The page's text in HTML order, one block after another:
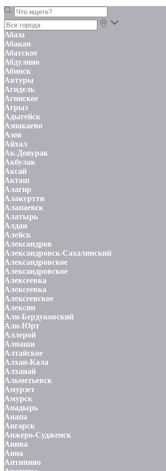
Абаза
Абакан
Абатское
Абдулино
Абинск
Автуры
Агидель
Агинское
Агрыз
Адыгейск
Азнакаево
Азов
Айхал
Ак-Довурак
Акбулак
Аксай
Акташ
Алагир
Алакуртти
Алапаевск
Алатырь
Алдан
Алейск
Александров
Александровск-Сахалинский
Александровское
Александровское
Алексеевка
Алексеевка
Алексеевское
Алексин
Али-Бердуковский
Али-Юрт
Аллерой
Алнаши
Алтайское
Алхан-Кала
Алханай
Альметьевск
Амурзет
Амурск
Анадырь
Анапа
Ангарск
Анжеро-Судженск
Анива
Анна
Антипино